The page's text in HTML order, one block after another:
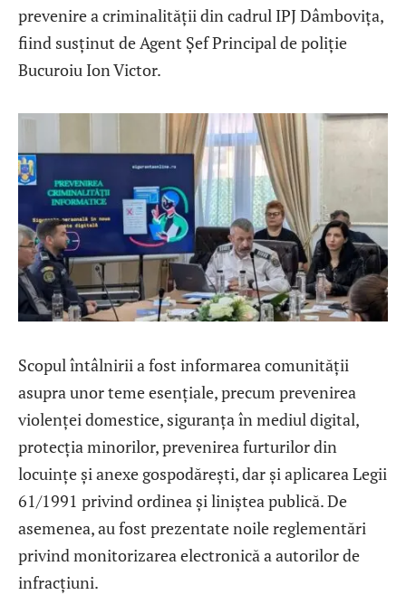
prevenire a criminalității din cadrul IPJ Dâmbovița,
fiind susținut de Agent Șef Principal de poliție
Bucuroiu Ion Victor.
Scopul întâlnirii a fost informarea comunității
asupra unor teme esențiale, precum prevenirea
violenței domestice, siguranța în mediul digital,
protecția minorilor, prevenirea furturilor din
locuințe și anexe gospodărești, dar și aplicarea Legii
61/1991 privind ordinea și liniștea publică. De
asemenea, au fost prezentate noile reglementări
privind monitorizarea electronică a autorilor de
infracțiuni.